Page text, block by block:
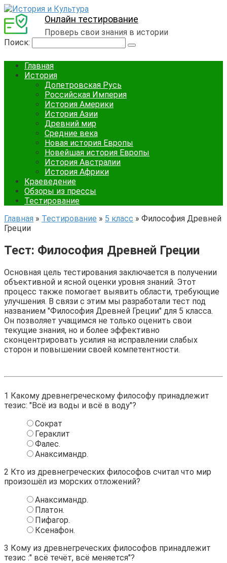
Онлайн тестирование
Проверь свои знания в истории
Поиск:
Главная
История
Допетровская Русь
Российская Империя
История Америки
История Азии
Древний мир
Средние века
Новая история Европы
Новейшая история Европы
История Австралии
История Африки
Краеведение
Обзоры из прессы
Тестирование
Главная » Тестирование » 5 класс » Философия Древней
Греции
Тест: Философия Древней Греции
Основная цель тестирования заключается в получении
объективной и ясной оценки уровня знаний. Этот
процесс также помогает выявить области, требующие
улучшения. В связи с этим мы разработали тест под
названием "Философия Древней Греции" для 5 класса.
Он позволяет учащимся не только оценить свои
текущие знания, но и более эффективно
сконцентрировать усилия на исправлении слабых
сторон и повышении своей компетентности.
1 Какому древнегреческому философу принадлежит
тезис: "Всё из воды и всё в воду"?
Сократ
Гераклит
Фалес.
Анаксимандр.
2 Кто из древнегреческих философов считал что мир
произошёл из морских отложений?
Анаксимандр.
Платон.
Пифагор.
Ксенафон.
3 Кому из древнегреческих философов принадлежит
тезис :" всё течёт, всё меняется"?